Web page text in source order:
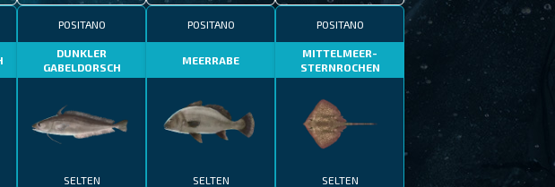
POSITANO
DUNKLER
GABELDORSCH
SELTEN
POSITANO
MEERRABE
SELTEN
POSITANO
MITTELMEER-
STERNROCHEN
SELTEN